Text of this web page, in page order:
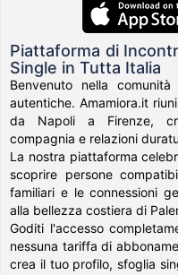
Piattaforma di
Single in Tutta Italia
Benvenuto nella
autentiche. Amamiora.it
da Napoli a Firenze,
compagnia e relazioni
La nostra piattaforma
scoprire persone
familiari e le connessioni
alla bellezza costiera di
Goditi l'accesso
nessuna tariffa di
crea il tuo profilo, sfoglia